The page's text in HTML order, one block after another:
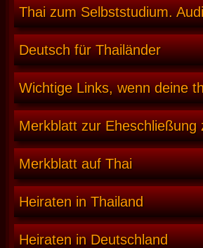
Thai zum Selbststudium.
Deutsch für Thailänder
Wichtige Links, wenn deine
Merkblatt zur
Merkblatt auf Thai
Heiraten in Thailand
Heiraten in Deutschland